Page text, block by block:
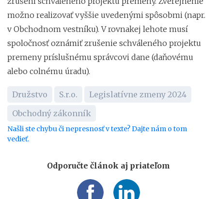
možno realizovať vyššie uvedenými spôsobmi (napr.
v Obchodnom vestníku). V rovnakej lehote musí
spoločnosť oznámiť zrušenie schváleného projektu
premeny príslušnému správcovi dane (daňovému
alebo colnému úradu).
Družstvo S.r.o.
Legislatívne zmeny 2024
Obchodný zákonník
Našli ste chybu či nepresnosť v texte? Dajte nám o tom
vedieť.
Odporučte článok aj priateľom